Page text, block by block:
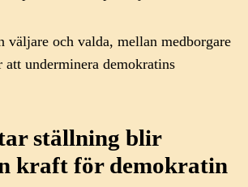
väljare och valda, mellan medborgare
att underminera demokratins
ställning blir
kraft för demokratin